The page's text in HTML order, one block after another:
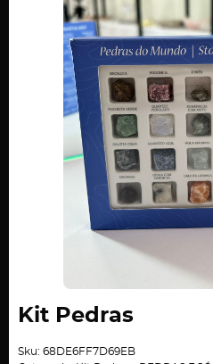
Kit Pedras
Sku: 68DE6FF7D69EB